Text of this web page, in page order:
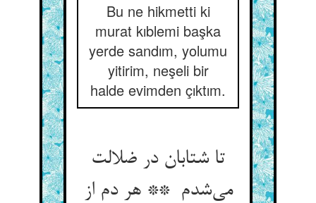
Bu ne hikmetti ki
murat kıblemi başka
yerde sandım, yolumu
yitirim, neşeli bir
halde evimden çıktım.
تا شتابان در ضلالت
می‌شدم ** هر دم از